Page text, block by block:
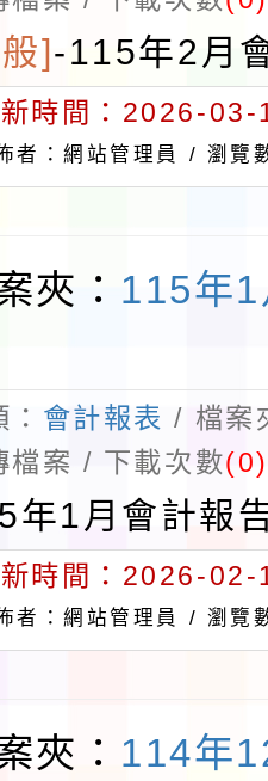
]-115年2月
時間：2026-
者：網站管理員 / 瀏覽
夾： 115年
會計報表 / 檔案
檔案 / 下載次數(0)
年1月會計報
時間：2026-
者：網站管理員 / 瀏覽
夾： 114年